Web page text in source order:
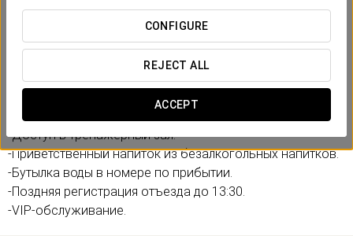
CONFIGURE
REJECT ALL
ACCEPT
Бизнес-опыт
Потому что даже самые усердные работники
заслуживают перерыва. Наслаждайтесь своим деловым
опытом прямо сейчас!
Включает:
-Доступ в тренажерный зал.
-Приветственный напиток из безалкогольных напитков.
-Бутылка воды в номере по прибытии.
-Поздняя регистрация отъезда до 13:30.
-VIP-обслуживание.